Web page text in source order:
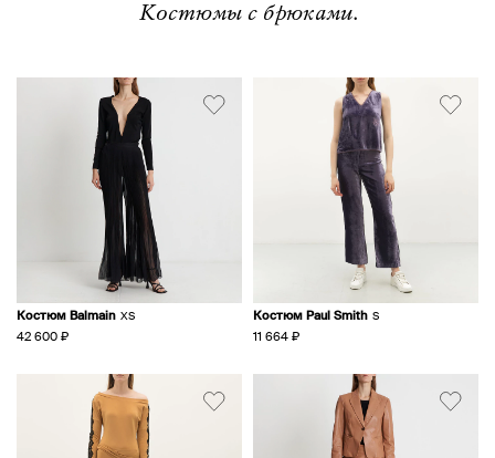
Костюмы с брюками.
Костюм Balmain XS
42 600 ₽
Костюм Paul Smith S
11 664 ₽